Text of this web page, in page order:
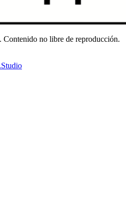
Contenido no libre de reproducción.